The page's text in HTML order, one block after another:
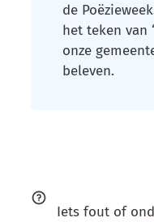
de
het teken van
onze
beleven.
Iets fout of